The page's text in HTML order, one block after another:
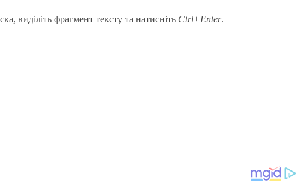
виділіть фрагмент тексту та натисніть Ctrl+Enter.